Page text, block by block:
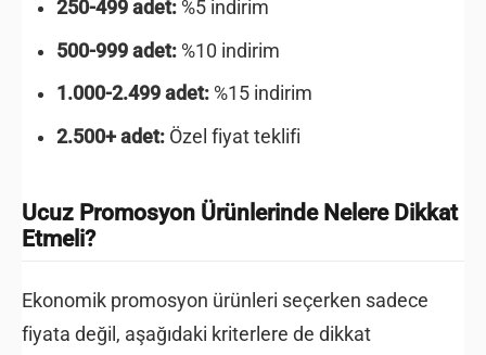
250-499 adet: %5 indirim
500-999 adet: %10 indirim
1.000-2.499 adet: %15 indirim
2.500+ adet: Özel fiyat teklifi
Ucuz Promosyon Ürünlerinde Nelere Dikkat
Etmeli?
Ekonomik promosyon ürünleri seçerken sadece
fiyata değil, aşağıdaki kriterlere de dikkat